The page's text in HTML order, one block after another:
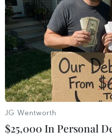
Tiến "Bịp" hầu tòa trong vụ
án tổ chức sử dụng trái
phép chất ma túy
07/08/2026 04:40
JG Wentworth
$25,000 In Personal